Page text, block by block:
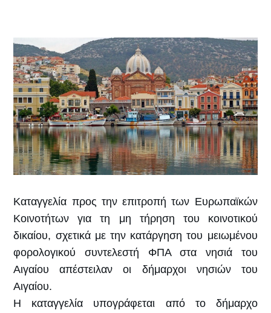
Καταγγελία προς την επιτροπή των Ευρωπαϊκών
Κοινοτήτων για τη μη τήρηση του κοινοτικού
δικαίου, σχετικά με την κατάργηση του μειωμένου
φορολογικού συντελεστή ΦΠΑ στα νησιά του
Αιγαίου απέστειλαν οι δήμαρχοι νησιών του
Αιγαίου.
Η καταγγελία υπογράφεται από το δήμαρχο